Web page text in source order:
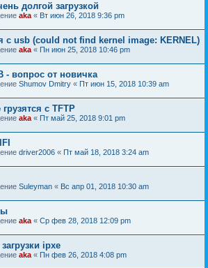
долгой загрузкой
aka « Вт июн 26, 2018 9:36 pm
с usb (could not find kernel image: KERNEL)
aka « Пн июн 25, 2018 10:46 pm
- вопрос от новичка
Shumov Dmitry « Пт июн 15, 2018 10:39 am
с TFTP
aka « Пт май 25, 2018 9:01 pm
driver2006 « Пт май 18, 2018 3:24 am
Suleyman « Вс апр 01, 2018 10:30 am
aka « Ср фев 28, 2018 12:09 pm
ipxe
aka « Пн фев 26, 2018 4:08 pm